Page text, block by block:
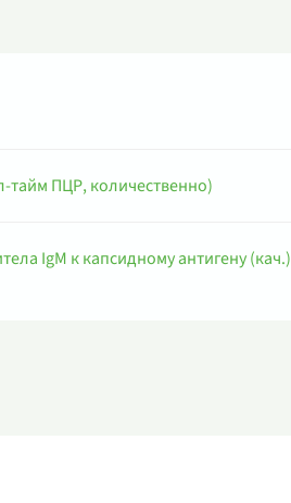
тайм ПЦР, количественно)
IgM к капсидному антигену (кач.)